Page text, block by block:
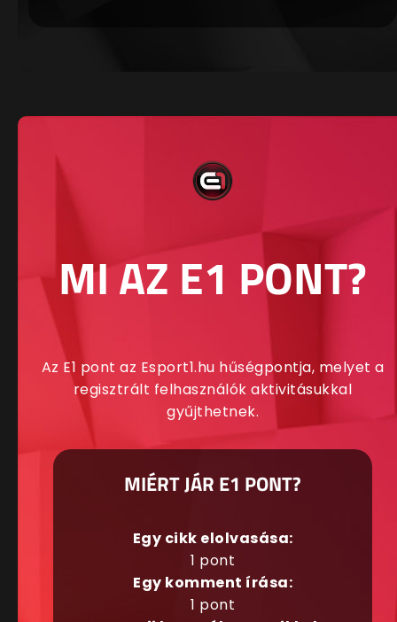
MI AZ E1 PONT?
Az E1 pont az Esport1.hu hűségpontja, melyet a
regisztrált felhasználók aktivitásukkal
gyűjthetnek.
MIÉRT JÁR E1 PONT?
Egy cikk elolvasása:
1 pont
Egy komment írása:
1 pont